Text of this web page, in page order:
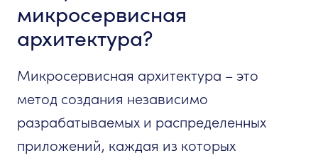
микросервисная
архитектура?
Микросервисная архитектура – это
метод создания независимо
разрабатываемых и распределенных
приложений, каждая из которых